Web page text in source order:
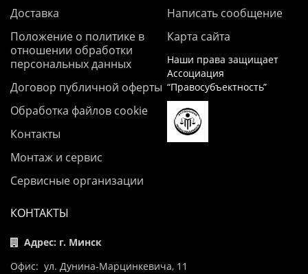
Доставка
Положение о политике в
отношении обработки
персональных данных
Договор публичной оферты
Обработка файлов cookie
Контакты
Монтаж и сервис
Сервисные организации
Написать сообщение
Карта сайта
Наши права защищает
Ассоциация
“Правосубъектность”
КОНТАКТЫ
Адрес: г. Минск
Офис: ул. Дунина-Марцинкевича, 11